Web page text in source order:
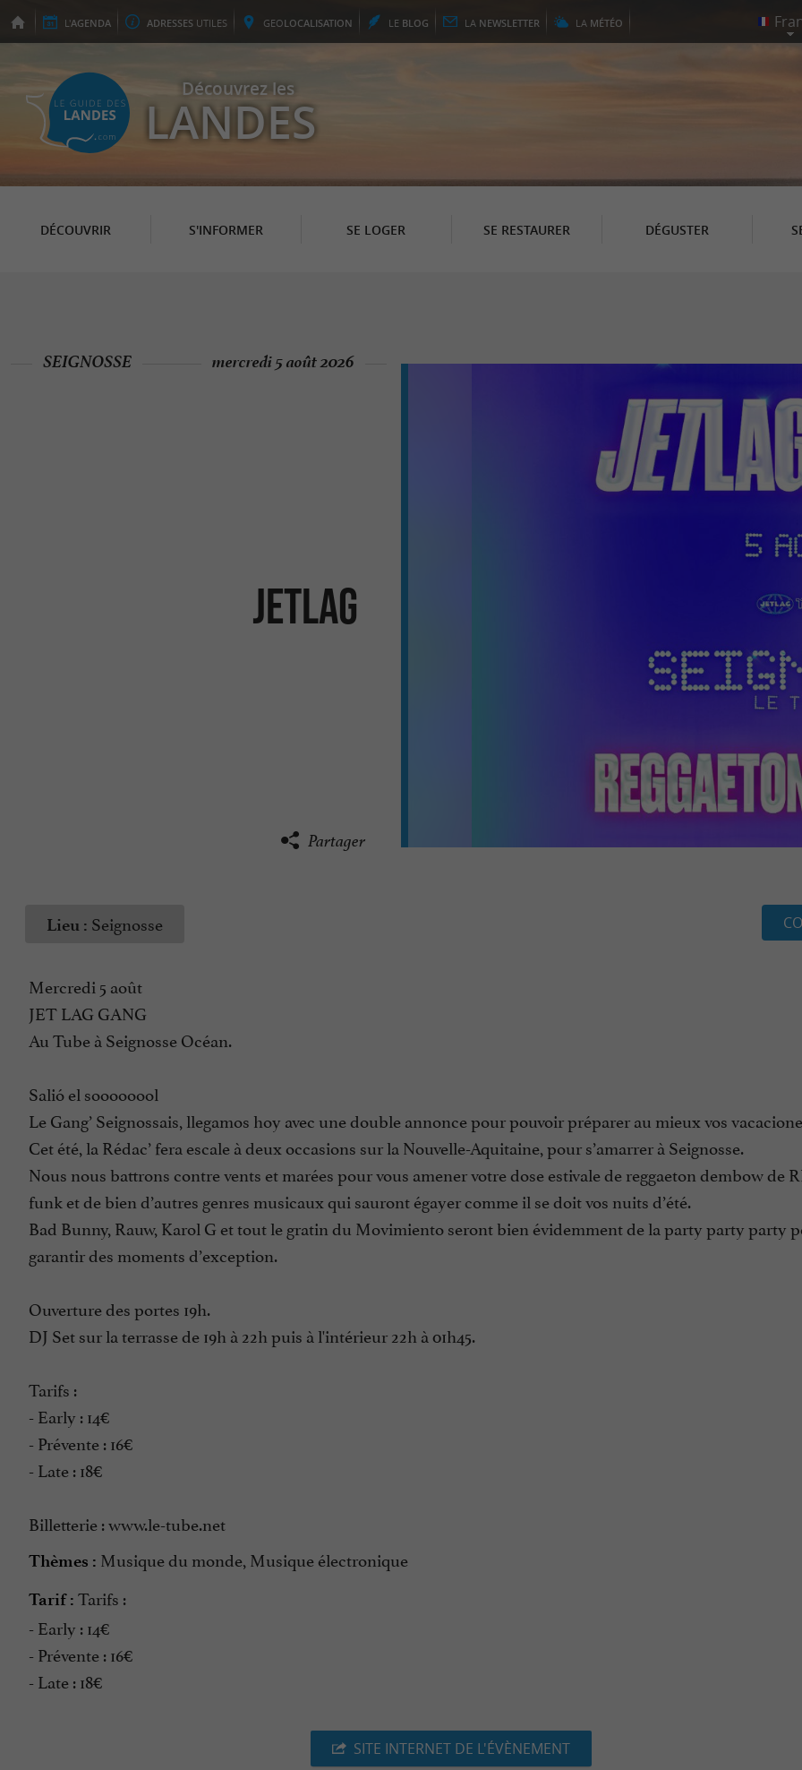
L'AGENDA ADRESSES UTILES GEOLOCALISATION LE BLOG LA NEWSLETTER LA MÉTÉO
Découvrez les
LANDES
DÉCOUVRIR S'INFORMER SE LOGER SE RESTAURER DÉGUSTER
Jetlag
SEIGNOSSE mercredi 5 août 2026
Partager
Lieu : Seignosse
Mercredi 5 août
JET LAG GANG
Au Tube à Seignosse Océan.
Salió el soooooool
Le Gang’ Seignossais, llegamos hoy avec une double annonce pour pouvoir préparer au mieux vos
Cet été, la Rédac’ fera escale à deux occasions sur la Nouvelle-Aquitaine, pour s’amarrer à Seignosse.
Nous nous battrons contre vents et marées pour vous amener votre dose estivale de reggaeton dembow de
funk et de bien d’autres genres musicaux qui sauront égayer comme il se doit vos nuits d’été.
Bad Bunny, Rauw, Karol G et tout le gratin du Movimiento seront bien évidemment de la party party party
garantir des moments d’exception.
Ouverture des portes 19h.
DJ Set sur la terrasse de 19h à 22h puis à l'intérieur 22h à 01h45.
Tarifs :
- Early : 14€
- Prévente : 16€
- Late : 18€
Billetterie : www.le-tube.net
Thèmes : Musique du monde, Musique électronique
Tarif : Tarifs :
- Early : 14€
- Prévente : 16€
- Late : 18€
SITE INTERNET DE L'ÉVÈNEMENT